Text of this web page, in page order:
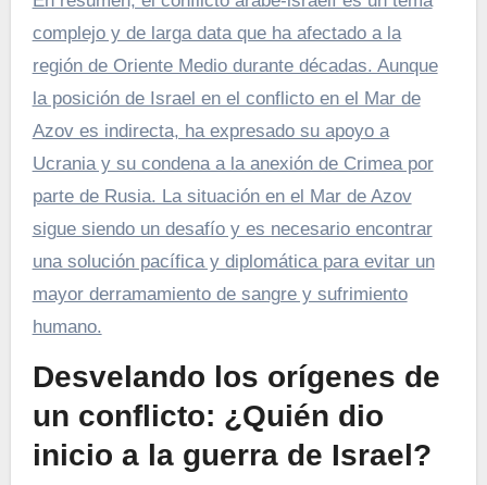
complejo y de larga data que ha afectado a la
región de Oriente Medio durante décadas. Aunque
la posición de Israel en el conflicto en el Mar de
Azov es indirecta, ha expresado su apoyo a
Ucrania y su condena a la anexión de Crimea por
parte de Rusia. La situación en el Mar de Azov
sigue siendo un desafío y es necesario encontrar
una solución pacífica y diplomática para evitar un
mayor derramamiento de sangre y sufrimiento
humano.
Desvelando los orígenes de
un conflicto: ¿Quién dio
inicio a la guerra de Israel?